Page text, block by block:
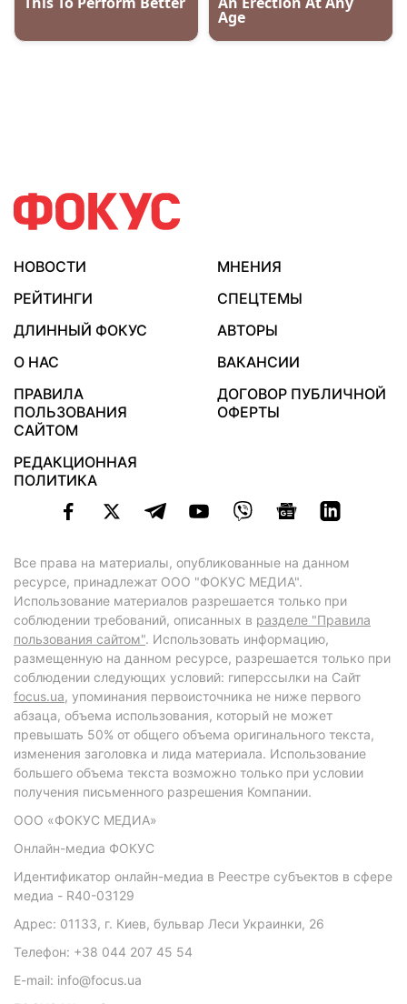
НОВОСТИ
МНЕНИЯ
РЕЙТИНГИ
СПЕЦТЕМЫ
ДЛИННЫЙ ФОКУС
АВТОРЫ
О НАС
ВАКАНСИИ
ПРАВИЛА
ПОЛЬЗОВАНИЯ
САЙТОМ
ДОГОВОР ПУБЛИЧНОЙ
ОФЕРТЫ
РЕДАКЦИОННАЯ
ПОЛИТИКА
Все права на материалы, опубликованные на данном
ресурсе, принадлежат ООО "ФОКУС МЕДИА".
Использование материалов разрешается только при
соблюдении требований, описанных в разделе "Правила
пользования сайтом". Использовать информацию,
размещенную на данном ресурсе, разрешается только при
соблюдении следующих условий: гиперссылки на Сайт
focus.ua, упоминания первоисточника не ниже первого
абзаца, объема использования, который не может
превышать 50% от общего объема оригинального текста,
изменения заголовка и лида материала. Использование
большего объема текста возможно только при условии
получения письменного разрешения Компании.
ООО «ФОКУС МЕДИА»
Онлайн-медиа ФОКУС
Идентификатор онлайн-медиа в Реестре субъектов в сфере
медиа - R40-03129
Адрес: 01133, г. Киев, бульвар Леси Украинки, 26
Телефон: +38 044 207 45 54
E-mail: info@focus.ua